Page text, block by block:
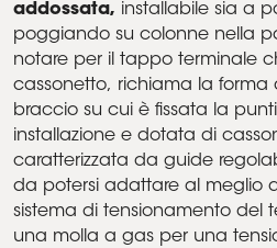
addossata, installabile sia a
poggiando su colonne nella parte
notare per il tappo terminale
cassonetto, richiama la forma
braccio su cui è fissata la puntina. Di
installazione e dotata di
caratterizzata da guide
da potersi adattare al meglio
sistema di tensionamento del
una molla a gas per una